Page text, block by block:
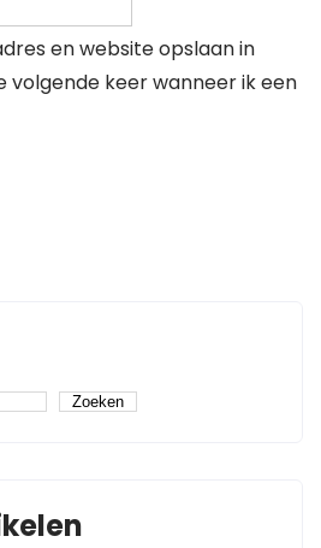
en website opslaan in
volgende keer wanneer ik een
Zoeken